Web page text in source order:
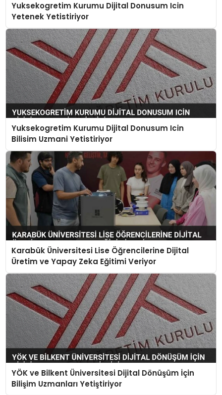
Yuksekogretim Kurumu Dijital Donusum Icin
Yetenek Yetistiriyor
Yuksekogretim Kurumu Dijital Donusum Icin
Bilisim Uzmani Yetistiriyor
Karabük Üniversitesi Lise Öğrencilerine Dijital
Üretim ve Yapay Zeka Eğitimi Veriyor
YÖK ve Bilkent Üniversitesi Dijital Dönüşüm İçin
Bilişim Uzmanları Yetiştiriyor